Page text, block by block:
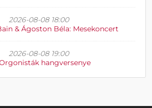
2026-08-08 18:00
& Ágoston Béla: Mesekoncert
2026-08-08 19:00
hangversenye